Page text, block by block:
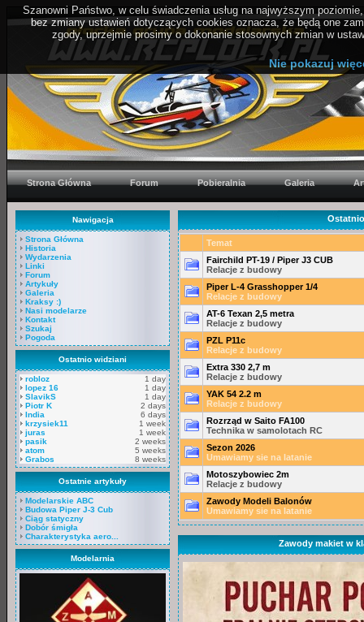
Szanowni Państwo, w celu świadczenia usług na najwyższym
bez zmiany ustawień dotyczących cookies oznacza, że będą one
zgody, uprzejmie prosimy o dokonanie stosownych zmian w
Nie pokazuj
Strona Główna Forum Pobieralnia Galeria
Nawigacja
Strona Główna
Historia
Wydarzenia
Linki
Forum
Artykuły
Galeria
Kraksy :)
Nasi modelarze
Kontakt
Szukaj
Pogoda
Ostatnio widziani
robloz
1 day
lopez 16
1 day
SlavikS
1 day
Piotr K
2 days
India
6 days
krzysiek11
1 week
juras
1 week
pasik
2 weeks
atom
5 weeks
Grabos
8 weeks
Ostatnie artykuły
Modelarskie ABC
Budowa Piper J-3 Cub
Ciąg statyczny
Dobór śmigła
Charakterystyka aero...
Modelarnia
Temat
Fairchild PT-19 / Piper J3 CUB
Relacje z budowy
Piper L-4 Grasshopper 1/4
Relacje z budowy
AT-6 Texan 2,5 metra
Relacje z budowy
PZL P11c
Relacje z budowy
Extra 330 2,7 m
Relacje z budowy
YAK 54 2.2 m
Relacje z budowy
Rozrząd w Saito FA100
Technika w samolotach RC
Sezon 2026
Umawiamy sie na latanie
Motoszybowiec 2m
Relacje z budowy
Zawody Modeli Balonów
Umawiamy sie na latanie
Zawody makiet w